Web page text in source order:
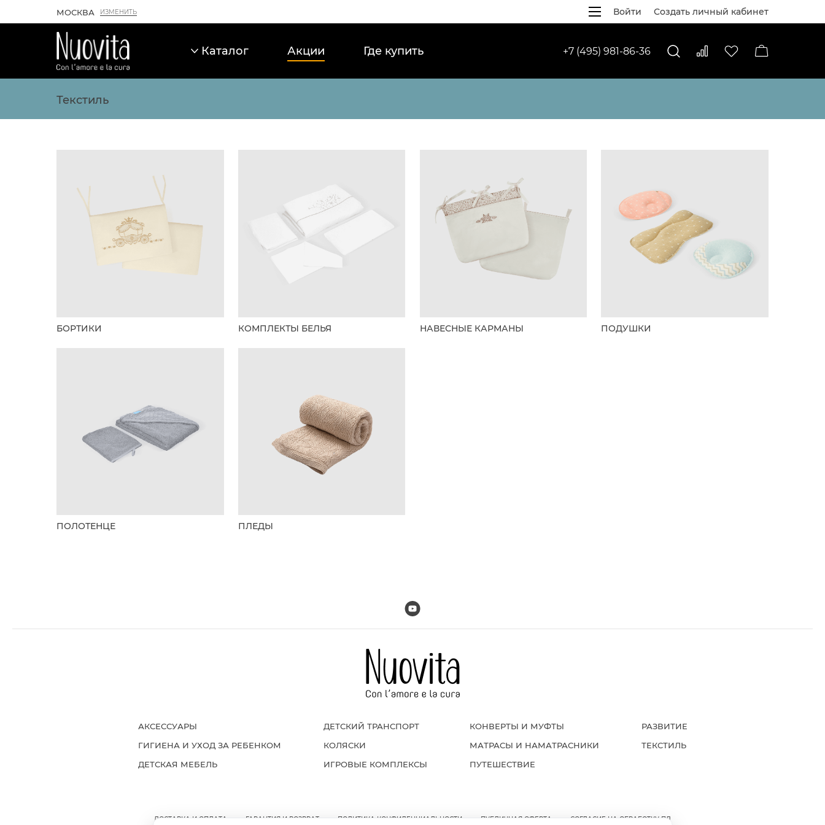
МОСКВА ИЗМЕНИТЬ Войти Создать личный кабинет
Каталог Акции Где купить +7 (495) 981-86-36
Каталог товаров
Текстиль
БОРТИКИ КОМПЛЕКТЫ БЕЛЬЯ НАВЕСНЫЕ КАРМАНЫ ПОДУШКИ
ПОЛОТЕНЦЕ ПЛЕДЫ
АКСЕССУАРЫ
ГИГИЕНА И УХОД ЗА РЕБЕНКОМ
ДЕТСКАЯ МЕБЕЛЬ
ДЕТСКИЙ ТРАНСПОРТ
КОЛЯСКИ
ИГРОВЫЕ КОМПЛЕКСЫ
КОНВЕРТЫ И МУФТЫ
МАТРАСЫ И НАМАТРАСНИКИ
ПУТЕШЕСТВИЕ
РАЗВИТИЕ
ТЕКСТИЛЬ
ДОСТАВКА И ОПЛАТА ГАРАНТИЯ И ВОЗВРАТ ПОЛИТИКА КОНФИДЕНЦИАЛЬНОСТИ ПУБЛИЧНАЯ ОФЕРТА СОГЛАСИЕ НА ОБРАБОТКУ ПД